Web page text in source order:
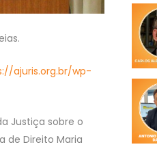
ajuris.org.br/wp-
Justiça sobre o
de Direito Maria